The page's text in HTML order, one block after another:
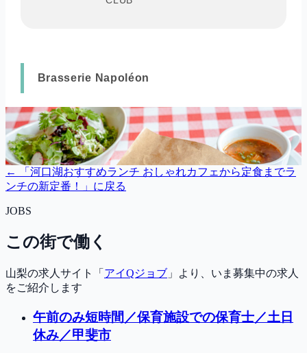
← 「 河口湖おすすめランチ おしゃれカフェから定食までラ
ンチの新定番！
」に戻る
JOBS
この街で働く
山梨の求人サイト「 アイQジョブ 」より、いま募集中の求人
をご紹介します
午前のみ短時間／保育施設での保育士／土日
休み／甲斐市